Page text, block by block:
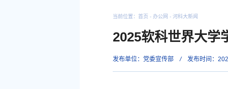
当前位置： 首页 - 办公网 - 河科大新闻
2025软科世界大学
发布单位：党委宣传部 / 发布时间：